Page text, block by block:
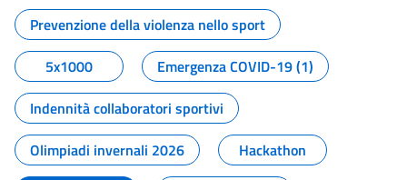
Tutti i contenuti della pagina
Prevenzione della violenza nello sport
5x1000
Emergenza COVID-19 (1)
Indennità collaboratori sportivi
Olimpiadi invernali 2026
Hackathon